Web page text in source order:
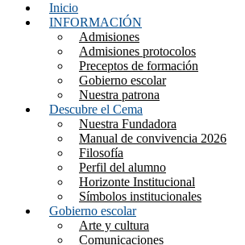
Colegio Estrada María
Auxiliadora
Inicio
INFORMACIÓN
Admisiones
Admisiones protocolos
Preceptos de formación
Gobierno escolar
Nuestra patrona
Descubre el Cema
Nuestra Fundadora
Manual de convivencia 2026
Filosofía
Perfil del alumno
Horizonte Institucional
Símbolos institucionales
Gobierno escolar
Arte y cultura
Comunicaciones